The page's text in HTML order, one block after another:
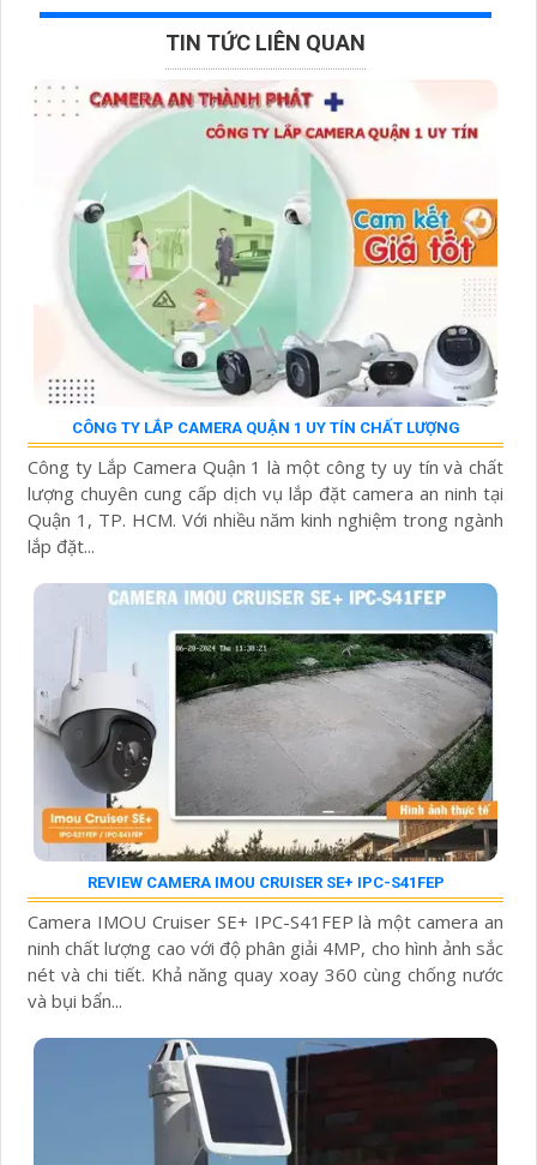
TIN TỨC LIÊN QUAN
CÔNG TY LẮP CAMERA QUẬN 1 UY TÍN CHẤT LƯỢNG
Công ty Lắp Camera Quận 1 là một công ty uy tín và chất
lượng chuyên cung cấp dịch vụ lắp đặt camera an ninh tại
Quận 1, TP. HCM. Với nhiều năm kinh nghiệm trong ngành
lắp đặt...
REVIEW CAMERA IMOU CRUISER SE+ IPC-S41FEP
Camera IMOU Cruiser SE+ IPC-S41FEP là một camera an
ninh chất lượng cao với độ phân giải 4MP, cho hình ảnh sắc
nét và chi tiết. Khả năng quay xoay 360 cùng chống nước
và bụi bẩn...